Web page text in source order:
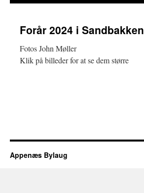
Forår 2024 i Sandbakken
Fotos John Møller
Klik på billeder for at se dem større
Appenæs Bylaug